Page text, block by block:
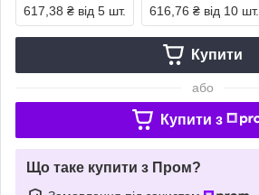
617,38 ₴ від 5 шт. 616,76 ₴ від 10 шт.
Купити
або
Купити з
Що таке купити з Пром?